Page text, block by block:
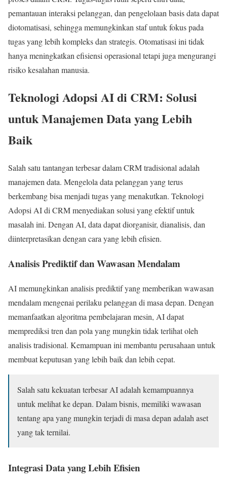
pemantauan interaksi pelanggan, dan pengelolaan basis data dapat
diotomatisasi, sehingga memungkinkan staf untuk fokus pada
tugas yang lebih kompleks dan strategis. Otomatisasi ini tidak
hanya meningkatkan efisiensi operasional tetapi juga mengurangi
risiko kesalahan manusia.
Teknologi Adopsi AI di CRM: Solusi
untuk Manajemen Data yang Lebih
Baik
Salah satu tantangan terbesar dalam CRM tradisional adalah
manajemen data. Mengelola data pelanggan yang terus
berkembang bisa menjadi tugas yang menakutkan. Teknologi
Adopsi AI di CRM menyediakan solusi yang efektif untuk
masalah ini. Dengan AI, data dapat diorganisir, dianalisis, dan
diinterpretasikan dengan cara yang lebih efisien.
Analisis Prediktif dan Wawasan Mendalam
AI memungkinkan analisis prediktif yang memberikan wawasan
mendalam mengenai perilaku pelanggan di masa depan. Dengan
memanfaatkan algoritma pembelajaran mesin, AI dapat
memprediksi tren dan pola yang mungkin tidak terlihat oleh
analisis tradisional. Kemampuan ini membantu perusahaan untuk
membuat keputusan yang lebih baik dan lebih cepat.
Salah satu kekuatan terbesar AI adalah kemampuannya
untuk melihat ke depan. Dalam bisnis, memiliki wawasan
tentang apa yang mungkin terjadi di masa depan adalah aset
yang tak ternilai.
Integrasi Data yang Lebih Efisien